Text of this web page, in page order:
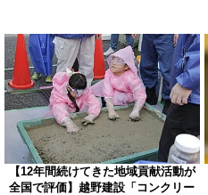
【12年間続けてきた地域貢献活動が
全国で評価】越野建設「コンクリー